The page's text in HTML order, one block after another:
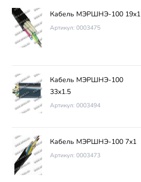
Кабель МЭРШНЭ-100 19х1
Артикул: 0003475
Кабель МЭРШНЭ-100
33х1.5
Артикул: 0003494
Кабель МЭРШНЭ-100 7х1
Артикул: 0003473